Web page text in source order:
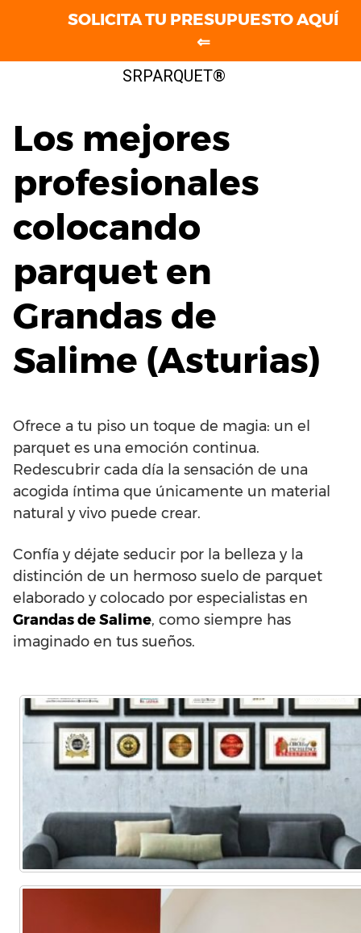
SRPARQUET®
Los mejores
profesionales
colocando
parquet en
Grandas de
Salime (Asturias)
Ofrece a tu piso un toque de magia: un el
parquet es una emoción continua.
Redescubrir cada día la sensación de una
acogida íntima que únicamente un material
natural y vivo puede crear.
Confía y déjate seducir por la belleza y la
distinción de un hermoso suelo de parquet
elaborado y colocado por especialistas en
Grandas de Salime, como siempre has
imaginado en tus sueños.
SOLICITA TU PRESUPUESTO AQUÍ
⇐